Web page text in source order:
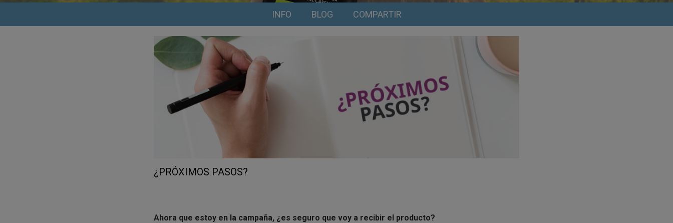
INFO BLOG COMPARTIR
¿PRÓXIMOS PASOS?
Ahora que estoy en la campaña, ¿es seguro que voy a recibir el producto?